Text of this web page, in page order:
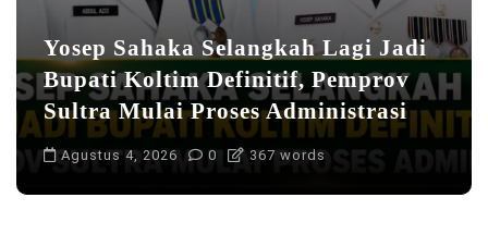
Yosep Sahaka Selangkah Lagi Jadi
Bupati Koltim Definitif, Pemprov
Sultra Mulai Proses Administrasi
Agustus 4, 2026 0 367 words